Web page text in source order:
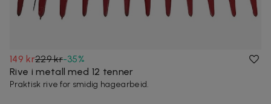
149 kr229 kr-35%
Rive i metall med 12 tenner
Praktisk rive for smidig hagearbeid.